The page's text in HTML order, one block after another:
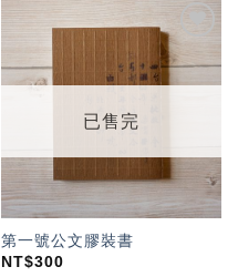
「願
望輕
已售完
第一號公文膠裝書
NT$300